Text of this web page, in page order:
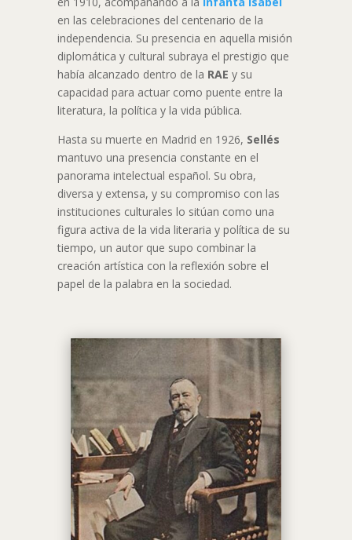
en las celebraciones del centenario de la
independencia. Su presencia en aquella misión
diplomática y cultural subraya el prestigio que
había alcanzado dentro de la RAE y su
capacidad para actuar como puente entre la
literatura, la política y la vida pública.
Hasta su muerte en Madrid en 1926, Sellés
mantuvo una presencia constante en el
panorama intelectual español. Su obra,
diversa y extensa, y su compromiso con las
instituciones culturales lo sitúan como una
figura activa de la vida literaria y política de su
tiempo, un autor que supo combinar la
creación artística con la reflexión sobre el
papel de la palabra en la sociedad.